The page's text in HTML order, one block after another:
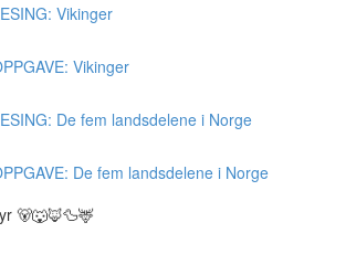
Vikinger
Vikinger
De fem landsdelene i Norge
De fem landsdelene i Norge
🐻🐺🦊🦆🦌